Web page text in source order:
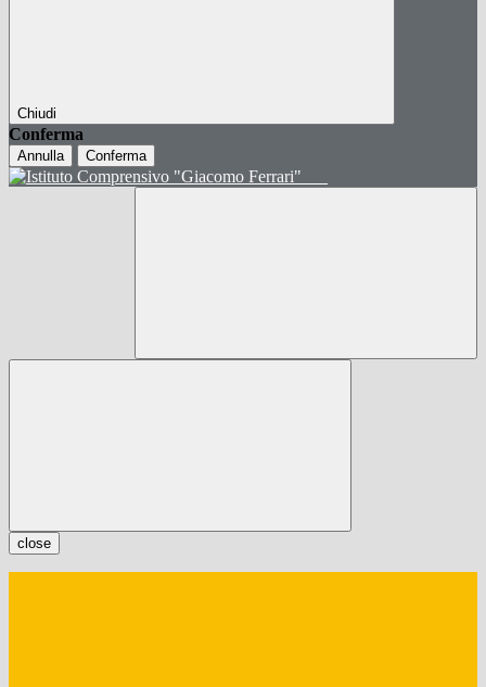
Chiudi
Conferma
Annulla Conferma
close